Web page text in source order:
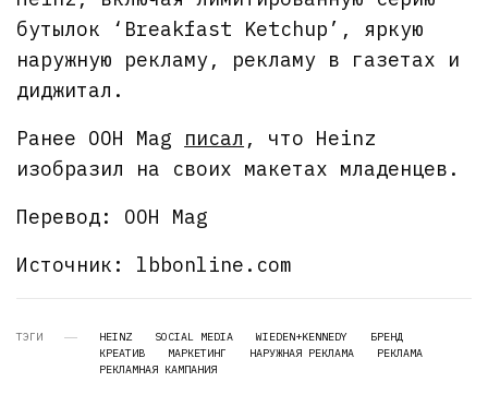
бутылок ‘Breakfast Ketchup’, яркую
наружную рекламу, рекламу в газетах и
диджитал.
Ранее OOH Mag писал , что Heinz
изобразил на своих макетах младенцев.
Перевод: OOH Mag
Источник: lbbonline.com
ТЭГИ HEINZ SOCIAL MEDIA WIEDEN+KENNEDY
БРЕНД
КРЕАТИВ
МАРКЕТИНГ НАРУЖНАЯ РЕКЛАМА
РЕКЛАМА
РЕКЛАМНАЯ КАМПАНИЯ